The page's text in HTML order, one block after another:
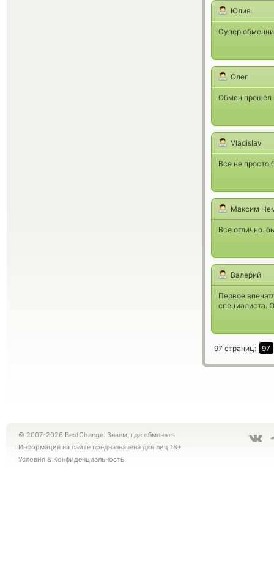
Юлия
Супер
Олег
Обмен прошёл
Vladislav
Все не просто
Максим
Все отлично.
Валерий
Первое
специалиста.
97 страниц: 97
© 2007-2026 BestChange. Знаем, где обменять!
Информация на сайте предназначена для лиц 18+
Условия & Конфиденциальность